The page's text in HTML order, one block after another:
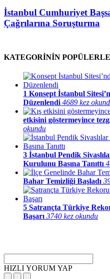
İstanbul Cumhuriyet
Çağrılarına Soruşturma
KATEGORİNİN
1 Konsept İstanbul
Düzenlendi 4689 kez
etkisini göstermeyince
okundu
3 İstanbul Pendik
Kurulunu Basına Tanıttı
Bahar Temizliği Başladı
5 Satrançta Türkiye
Başarı 3740 kez okundu
HIZLI YORUM YAP